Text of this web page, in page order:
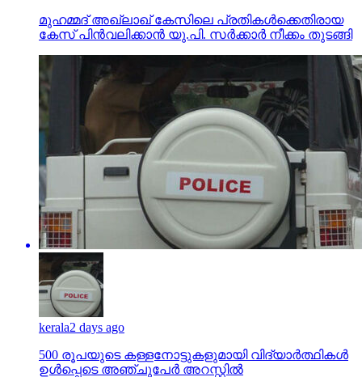
മുഹമ്മദ് അഖ്‌ലാഖ് കേസിലെ പ്രതികള്‍ക്കെതിരായ
കേസ് പിന്‍വലിക്കാന്‍ യു.പി. സര്‍ക്കാര്‍ നീക്കം തുടങ്ങി
kerala2 days ago
500 രൂപയുടെ കള്ളനോട്ടുകളുമായി വിദ്യാര്‍ത്ഥികള്‍
ഉള്‍പ്പെടെ അഞ്ചുപേര്‍ അറസ്റ്റില്‍